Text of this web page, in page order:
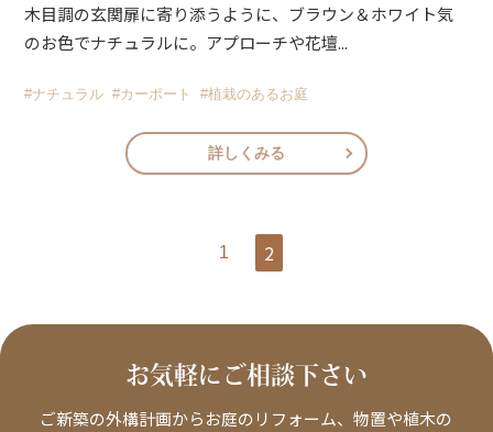
木目調の玄関扉に寄り添うように、ブラウン＆ホワイト気
のお色でナチュラルに。アプローチや花壇...
#ナチュラル #カーポート #植栽のあるお庭
詳しくみる
1 2
お気軽にご相談下さい
ご新築の外構計画からお庭のリフォーム、物置や植木の